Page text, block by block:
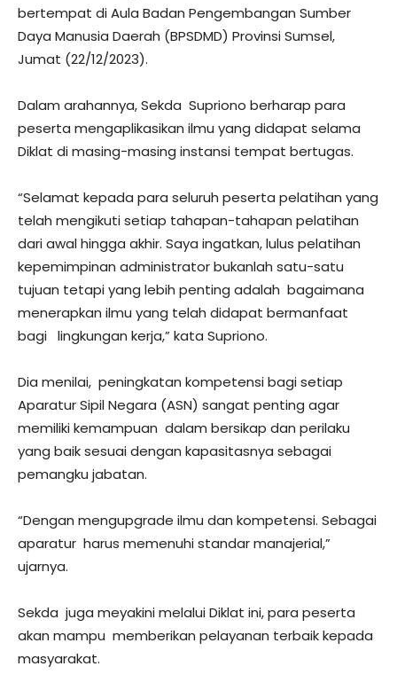
bertempat di Aula Badan Pengembangan Sumber
Daya Manusia Daerah (BPSDMD) Provinsi Sumsel,
Jumat (22/12/2023).
Dalam arahannya, Sekda Supriono berharap para
peserta mengaplikasikan ilmu yang didapat selama
Diklat di masing-masing instansi tempat bertugas.
“Selamat kepada para seluruh peserta pelatihan yang
telah mengikuti setiap tahapan-tahapan pelatihan
dari awal hingga akhir. Saya ingatkan, lulus pelatihan
kepemimpinan administrator bukanlah satu-satu
tujuan tetapi yang lebih penting adalah bagaimana
menerapkan ilmu yang telah didapat bermanfaat
bagi lingkungan kerja,” kata Supriono.
Dia menilai, peningkatan kompetensi bagi setiap
Aparatur Sipil Negara (ASN) sangat penting agar
memiliki kemampuan dalam bersikap dan perilaku
yang baik sesuai dengan kapasitasnya sebagai
pemangku jabatan.
“Dengan mengupgrade ilmu dan kompetensi. Sebagai
aparatur harus memenuhi standar manajerial,”
ujarnya.
Sekda juga meyakini melalui Diklat ini, para peserta
akan mampu memberikan pelayanan terbaik kepada
masyarakat.